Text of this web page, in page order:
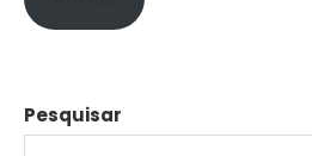
Pesquisar